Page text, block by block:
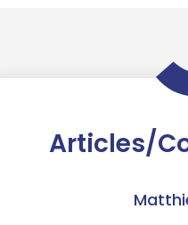
Articles/